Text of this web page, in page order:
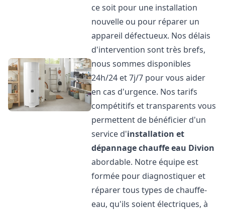
ce soit pour une installation
nouvelle ou pour réparer un
appareil défectueux. Nos délais
d'intervention sont très brefs,
nous sommes disponibles
24h/24 et 7j/7 pour vous aider
en cas d'urgence. Nos tarifs
compétitifs et transparents vous
permettent de bénéficier d'un
service d'installation et
dépannage chauffe eau Divion
abordable. Notre équipe est
formée pour diagnostiquer et
réparer tous types de chauffe-
eau, qu'ils soient électriques, à